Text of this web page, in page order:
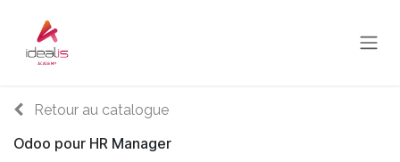
Retour au catalogue
Odoo pour HR Manager